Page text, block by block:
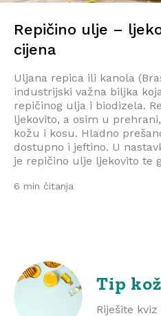
Repičino ulje –
cijena
Uljana repica ili kanola
industrijski važna biljka
repičinog ulja i biodizela.
ljekovito, a osim u
kožu i kosu. Hladno
dostupno i jeftino. U
je repičino ulje ljekovito te
6 min čitanja
Tip
Riješite